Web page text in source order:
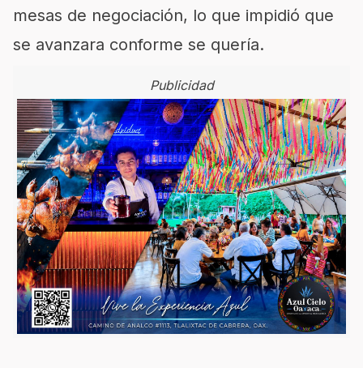
mesas de negociación, lo que impidió que
se avanzara conforme se quería.
Publicidad